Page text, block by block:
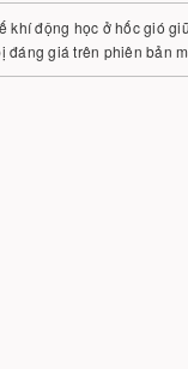
khí động học ở hốc gió
đáng giá trên phiên bản